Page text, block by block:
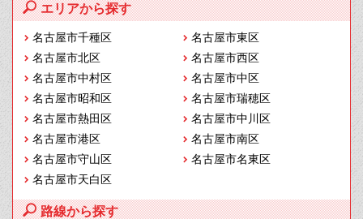
エリアから探す
名古屋市千種区
名古屋市東区
名古屋市北区
名古屋市西区
名古屋市中村区
名古屋市中区
名古屋市昭和区
名古屋市瑞穂区
名古屋市熱田区
名古屋市中川区
名古屋市港区
名古屋市南区
名古屋市守山区
名古屋市名東区
名古屋市天白区
路線から探す